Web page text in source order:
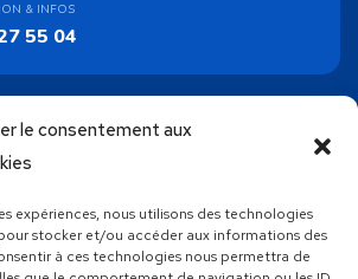
le consentement aux
expériences, nous utilisons des technologies
stocker et/ou accéder aux informations des
à ces technologies nous permettra de
& INFOS
55 04
LIGNE
cadeaux
!